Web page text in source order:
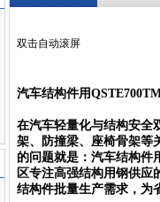
双击自动滚屏
汽车结构件用
在汽车轻量化与结构安全
架、防撞梁、座椅骨架等
的问题就是：汽车结构件
区专注高强结构用钢供应
结构件批量生产需求，为